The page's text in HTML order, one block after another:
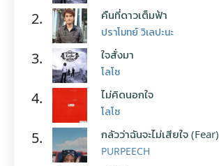
2. คืนที่ดาวเต็มฟ้า
ปราโมทย์ วิเลปะนะ
3. ใจสั่งมา
โลโซ
4. ไม่คิดนอกใจ
โลโซ
5. กลัวว่าฉันจะไม่เสียใจ (Fear)
PURPEECH